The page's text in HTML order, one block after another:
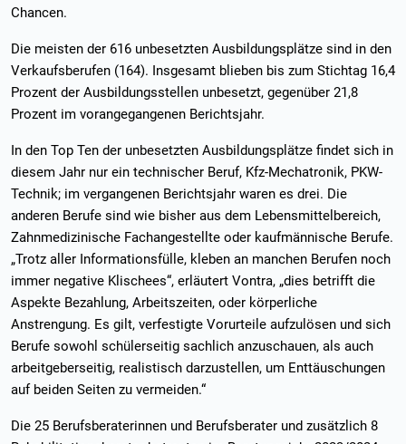
Chancen.
Die meisten der 616 unbesetzten Ausbildungsplätze sind in den
Verkaufsberufen (164). Insgesamt blieben bis zum Stichtag 16,4
Prozent der Ausbildungsstellen unbesetzt, gegenüber 21,8
Prozent im vorangegangenen Berichtsjahr.
In den Top Ten der unbesetzten Ausbildungsplätze findet sich in
diesem Jahr nur ein technischer Beruf, Kfz-Mechatronik, PKW-
Technik; im vergangenen Berichtsjahr waren es drei. Die
anderen Berufe sind wie bisher aus dem Lebensmittelbereich,
Zahnmedizinische Fachangestellte oder kaufmännische Berufe.
„Trotz aller Informationsfülle, kleben an manchen Berufen noch
immer negative Klischees“, erläutert Vontra, „dies betrifft die
Aspekte Bezahlung, Arbeitszeiten, oder körperliche
Anstrengung. Es gilt, verfestigte Vorurteile aufzulösen und sich
Berufe sowohl schülerseitig sachlich anzuschauen, als auch
arbeitgeberseitig, realistisch darzustellen, um Enttäuschungen
auf beiden Seiten zu vermeiden.“
Die 25 Berufsberaterinnen und Berufsberater und zusätzlich 8